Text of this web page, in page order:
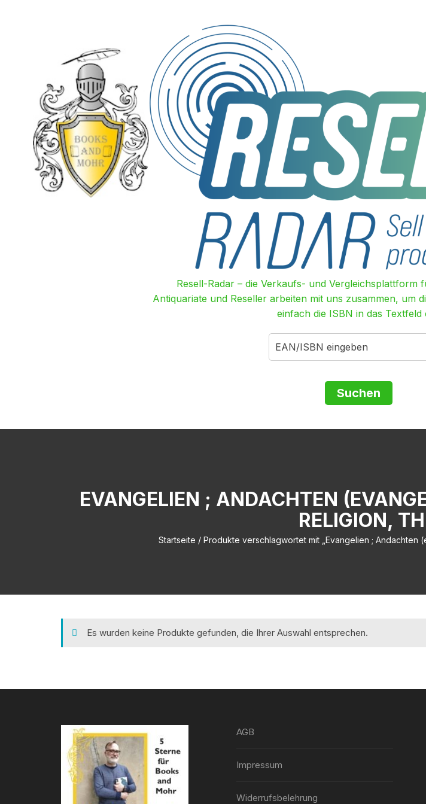
Resell-Radar – die Verkaufs- und Vergleichsplattform
Antiquariate und Reseller arbeiten mit uns zusammen, um
einfach die ISBN in das Textfeld
EVANGELIEN ; ANDACHTEN
RELIGION,
Startseite / Produkte verschlagwortet mit „Evangelien ; Andachten
Es wurden keine Produkte gefunden, die Ihrer Auswahl entsprechen.
AGB
Impressum
Widerrufsbelehrung